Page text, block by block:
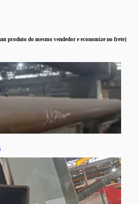
produto do mesmo vendedor e economize no frete)